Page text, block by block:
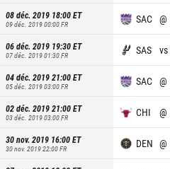
08 déc. 2019 18:00ET
09 déc. 2019 00:00FR SAC @
06 déc. 2019 19:30ET
07 déc. 2019 01:30FR SAS vs
04 déc. 2019 21:00ET
05 déc. 2019 03:00FR SAC @
02 déc. 2019 21:00ET
03 déc. 2019 03:00FR CHI @
30 nov. 2019 16:00ET
30 nov. 2019 22:00FR DEN @